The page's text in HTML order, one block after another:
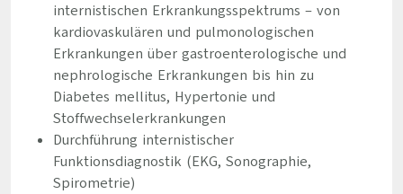
internistischen Erkrankungsspektrums – von
kardiovaskulären und pulmonologischen
Erkrankungen über gastroenterologische und
nephrologische Erkrankungen bis hin zu
Diabetes mellitus, Hypertonie und
Stoffwechselerkrankungen
Durchführung internistischer
Funktionsdiagnostik (EKG, Sonographie,
Spirometrie)